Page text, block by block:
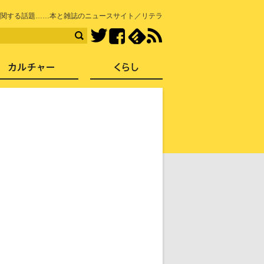
する話題……本と雑誌のニュースサイト／リテラ
TwitterFacebook
社会